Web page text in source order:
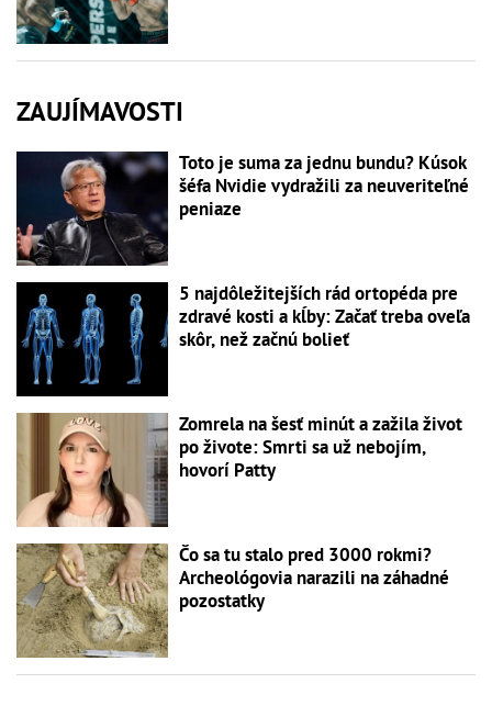
ZAUJÍMAVOSTI
Toto je suma za jednu bundu? Kúsok
šéfa Nvidie vydražili za neuveriteľné
peniaze
5 najdôležitejších rád ortopéda pre
zdravé kosti a kĺby: Začať treba oveľa
skôr, než začnú bolieť
Zomrela na šesť minút a zažila život
po živote: Smrti sa už nebojím,
hovorí Patty
Čo sa tu stalo pred 3000 rokmi?
Archeológovia narazili na záhadné
pozostatky